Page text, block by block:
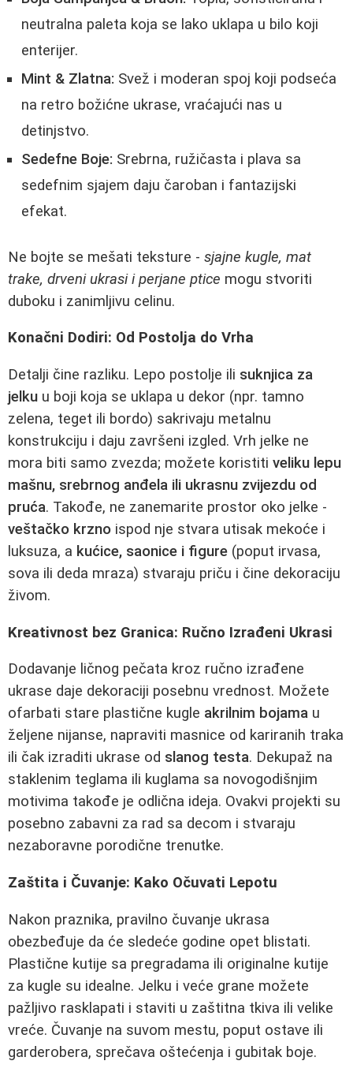
neutralna paleta koja se lako uklapa u bilo koji
enterijer.
Mint & Zlatna: Svež i moderan spoj koji podseća
na retro božićne ukrase, vraćajući nas u
detinjstvo.
Sedefne Boje: Srebrna, ružičasta i plava sa
sedefnim sjajem daju čaroban i fantazijski
efekat.
Ne bojte se mešati teksture - sjajne kugle, mat
trake, drveni ukrasi i perjane ptice mogu stvoriti
duboku i zanimljivu celinu.
Konačni Dodiri: Od Postolja do Vrha
Detalji čine razliku. Lepo postolje ili suknjica za
jelku u boji koja se uklapa u dekor (npr. tamno
zelena, teget ili bordo) sakrivaju metalnu
konstrukciju i daju završeni izgled. Vrh jelke ne
mora biti samo zvezda; možete koristiti veliku lepu
mašnu, srebrnog anđela ili ukrasnu zvijezdu od
pruća. Takođe, ne zanemarite prostor oko jelke -
veštačko krzno ispod nje stvara utisak mekoće i
luksuza, a kućice, saonice i figure (poput irvasa,
sova ili deda mraza) stvaraju priču i čine dekoraciju
živom.
Kreativnost bez Granica: Ručno Izrađeni Ukrasi
Dodavanje ličnog pečata kroz ručno izrađene
ukrase daje dekoraciji posebnu vrednost. Možete
ofarbati stare plastične kugle akrilnim bojama u
željene nijanse, napraviti masnice od kariranih traka
ili čak izraditi ukrase od slanog testa. Dekupaž na
staklenim teglama ili kuglama sa novogodišnjim
motivima takođe je odlična ideja. Ovakvi projekti su
posebno zabavni za rad sa decom i stvaraju
nezaboravne porodične trenutke.
Zaštita i Čuvanje: Kako Očuvati Lepotu
Nakon praznika, pravilno čuvanje ukrasa
obezbeđuje da će sledeće godine opet blistati.
Plastične kutije sa pregradama ili originalne kutije
za kugle su idealne. Jelku i veće grane možete
pažljivo rasklapati i staviti u zaštitna tkiva ili velike
vreće. Čuvanje na suvom mestu, poput ostave ili
garderobera, sprečava oštećenja i gubitak boje.